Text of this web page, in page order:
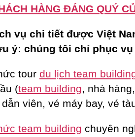
HÀNG ĐÁNG QUÝ
vụ chi tiết được Việt
ý: chúng tôi chỉ phục
tour du lịch team
(team building , nhà
viên, vé máy bay, vé
team building chuyên